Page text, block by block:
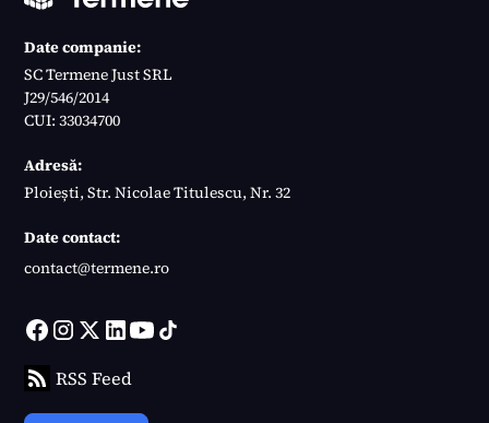
Date companie:
SC Termene Just SRL
J29/546/2014
CUI: 33034700
Adresă:
Ploiești, Str. Nicolae Titulescu, Nr. 32
Date contact:
contact@termene.ro
RSS Feed